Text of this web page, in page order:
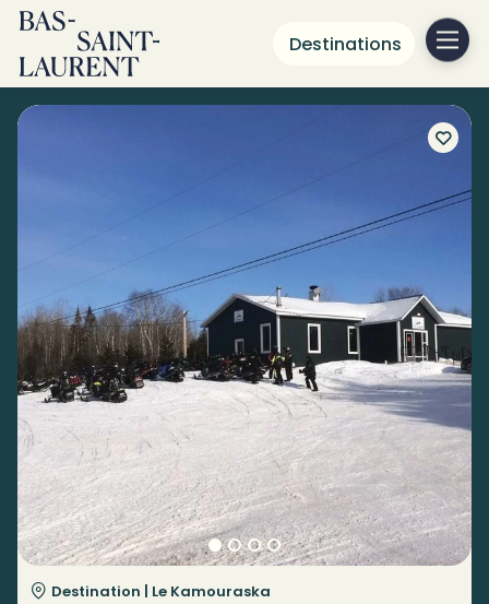
Destinations
Destination | Le Kamouraska